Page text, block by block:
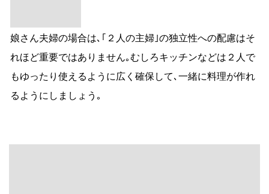
娘さん夫婦の場合は､｢２人の主婦｣の独立性への配慮はそ
れほど重要ではありません｡むしろキッチンなどは２人で
もゆったり使えるように広く確保して､一緒に料理が作れ
るようにしましょう｡